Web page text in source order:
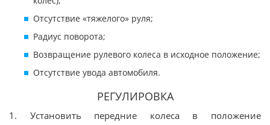
Отсутствие «тяжелого» руля;
Радиус поворота;
Возвращение рулевого колеса в исходное положение;
Отсутствие увода автомобиля.
РЕГУЛИРОВКА
1. Установить передние колеса в положение